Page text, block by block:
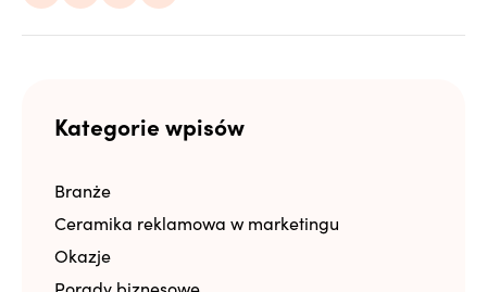
Kategorie wpisów
Branże
Ceramika reklamowa w marketingu
Okazje